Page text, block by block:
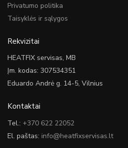
Privatumo politika
Taisyklės ir sąlygos
Rekvizitai
HEATFIX servisas, MB
Įm. kodas: 307534351
Eduardo Andrė g. 14-5, Vilnius
Kontaktai
Tel.: +370 622 22052
El. paštas: info@heatfixservisas.lt